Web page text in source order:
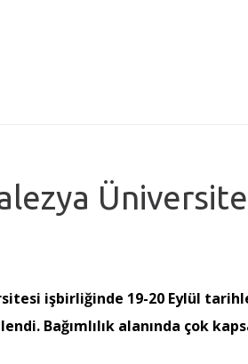
işbirliğinde 19-20 Eylül
Bağımlılık alanında çok